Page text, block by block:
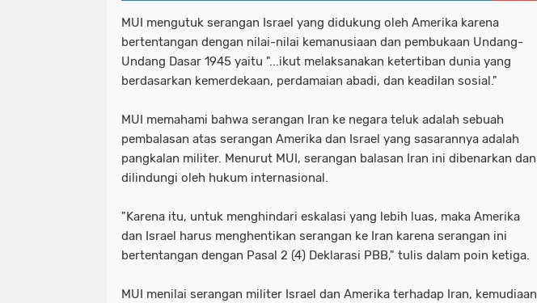
MUI mengutuk serangan Israel yang didukung oleh Amerika karena
bertentangan dengan nilai-nilai kemanusiaan dan pembukaan Undang-
Undang Dasar 1945 yaitu "...ikut melaksanakan ketertiban dunia yang
berdasarkan kemerdekaan, perdamaian abadi, dan keadilan sosial."
MUI memahami bahwa serangan Iran ke negara teluk adalah sebuah
pembalasan atas serangan Amerika dan Israel yang sasarannya adalah
pangkalan militer. Menurut MUI, serangan balasan Iran ini dibenarkan dan
dilindungi oleh hukum internasional.
"Karena itu, untuk menghindari eskalasi yang lebih luas, maka Amerika
dan Israel harus menghentikan serangan ke Iran karena serangan ini
bertentangan dengan Pasal 2 (4) Deklarasi PBB," tulis dalam poin ketiga.
MUI menilai serangan militer Israel dan Amerika terhadap Iran, kemudiaan